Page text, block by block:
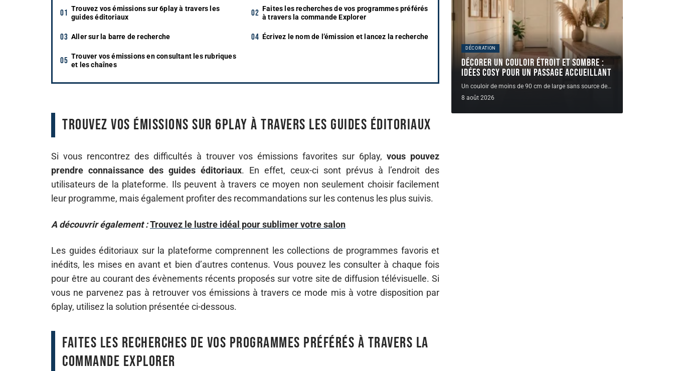
Trouvez vos émissions sur 6play à travers les
guides éditoriaux
Faites les recherches de vos programmes préférés
à travers la commande Explorer
Aller sur la barre de recherche Écrivez le nom de l’émission et lancez la recherche
Trouver vos émissions en consultant les rubriques
et les chaînes
Trouvez vos émissions sur 6play à travers les guides éditoriaux
Si vous rencontrez des difficultés à trouver vos émissions favorites sur 6play,vous pouvez
prendre connaissance des guides éditoriaux. En effet, ceux-ci sont prévus à l’endroit des
utilisateurs de la plateforme. Ils peuvent à travers ce moyen non seulement choisir facilement
leur programme, mais également profiter des recommandations sur les contenus les plus suivis.
A découvrir également :Trouvez le lustre idéal pour sublimer votre salon
Les guides éditoriaux sur la plateforme comprennent les collections de programmes favoris et
inédits, les mises en avant et bien d’autres contenus. Vous pouvez les consulter à chaque fois
pour être au courant des évènements récents proposés sur votre site de diffusion télévisuelle. Si
vous ne parvenez pas à retrouver vos émissions à travers ce mode mis à votre disposition par
6play, utilisez la solution présentée ci-dessous.
Faites les recherches de vos programmes préférés à travers la
commande Explorer
DÉCORATION
Décorer un couloir étroit et sombre :
idées cosy pour un passage accueillant
Un couloir de moins de 90 cm de large sans source de…
8 août 2026